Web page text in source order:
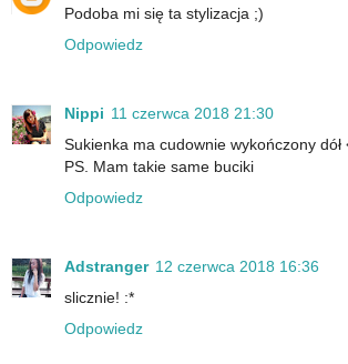
Podoba mi się ta stylizacja ;)
Odpowiedz
Nippi 11 czerwca 2018 21:30
Sukienka ma cudownie wykończony dół
PS. Mam takie same buciki
Odpowiedz
Adstranger 12 czerwca 2018 16:36
slicznie! :*
Odpowiedz